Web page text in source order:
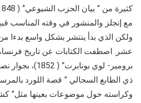
ولكن الذي بدأ ينتشر بشكل واسع بدءا
عشر. اصطفت الكتابات عن تاريخ
برومير- لوي
وكراسته حول موضوعات بعينها مثل”